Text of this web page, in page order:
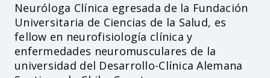
Accesibilidad
Neuróloga Clínica egresada de la Fundación
Universitaria de Ciencias de la Salud, es
fellow en neurofisiología clínica y
enfermedades neuromusculares de la
universidad del Desarrollo-Clínica Alemana